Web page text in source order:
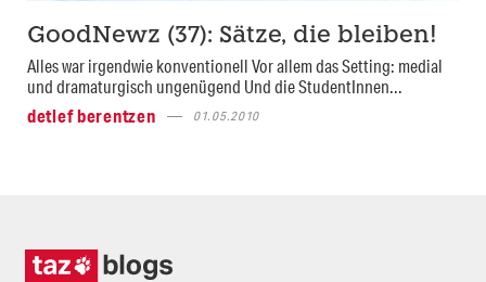
GoodNewz (37): Sätze, die bleiben!
Alles war irgendwie konventionell Vor allem das Setting: medial
und dramaturgisch ungenügend Und die StudentInnen...
detlef berentzen
01.05.2010